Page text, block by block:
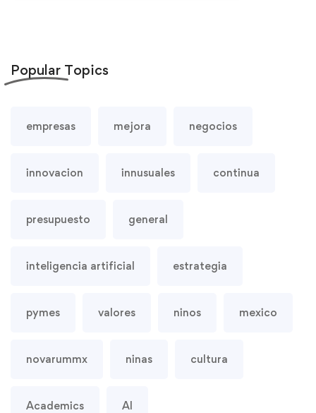
Popular Topics
empresas mejora negocios
innovacion innusuales continua
presupuesto general
inteligencia artificial estrategia
pymes valores ninos mexico
novarummx ninas cultura
Academics AI